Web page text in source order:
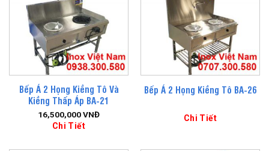
Bếp Á 2 Họng Kiềng Tô Và
Kiềng Thấp Áp BA-21
16,500,000VNĐ
Chi Tiết
Bếp Á 2 Họng Kiềng Tô BA-26
Chi Tiết